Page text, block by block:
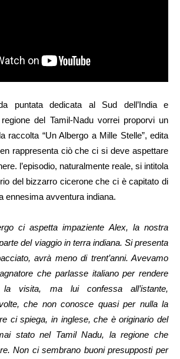
puntata dedicata al Sud dell’India e
del Tamil-Nadu vorrei proporvi un
raccolta “Un Albergo a Mille Stelle”, edita
rappresenta ciò che ci si deve aspettare
l’episodio, naturalmente reale, si intitola
del bizzarro cicerone che ci è capitato di
ennesima avventura indiana.
ci aspetta impaziente Alex, la nostra
del viaggio in terra indiana. Si presenta
avrà meno di trent’anni. Avevamo
che parlasse italiano per rendere
la visita, ma lui confessa all’istante,
che non conosce quasi per nulla la
ci spiega, in inglese, che è originario del
stato nel Tamil Nadu, la regione che
Non ci sembrano buoni presupposti per